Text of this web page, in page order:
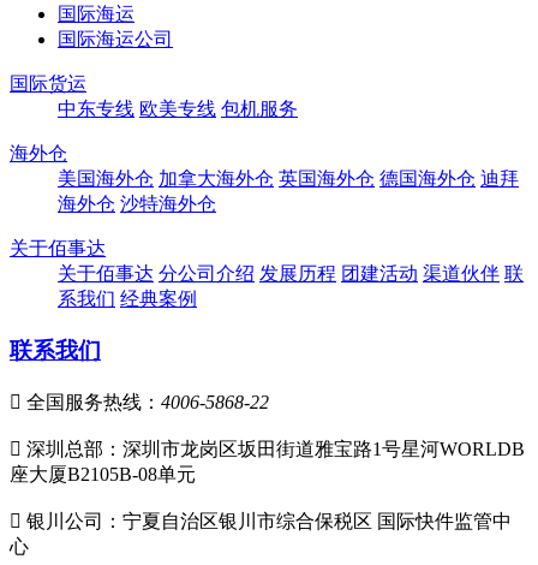
国际海运
国际海运公司
国际货运
中东专线 欧美专线 包机服务
海外仓
美国海外仓 加拿大海外仓 英国海外仓 德国海外仓 迪拜
海外仓 沙特海外仓
关于佰事达
关于佰事达 分公司介绍 发展历程 团建活动 渠道伙伴 联
系我们 经典案例
联系我们
 全国服务热线： 4006-5868-22
 深圳总部：深圳市龙岗区坂田街道雅宝路1号星河WORLDB
座大厦B2105B-08单元
 银川公司：宁夏自治区银川市综合保税区 国际快件监管中
心